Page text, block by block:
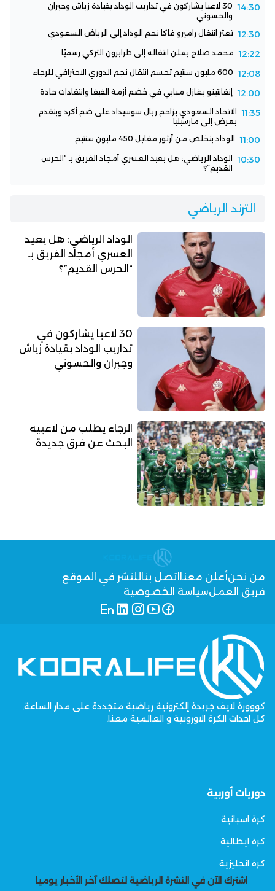
14:30
30 لاعبا يشاركون في تداريب الوداد بقيادة زياش وجبران
والحسوني
12:30 تعثر انتقال راميرو فاكا نجم الوداد إلى الرياض السعودي
12:22 محمد صلاح يعلن انتقاله إلى طرابزون التركي رسميًا
12:08 600 مليون سنتيم تحسم انتقال نجم الدوري الاحترافي للرجاء
12:00 إنفانتينو يغازل مبابي في خضم أزمة الفيفا وانتقادات حادة
11:35
الاتحاد السعودي يزاحم ريال سوسيداد على ضم أكرد ويتقدم
بعرض إلى مارسيليا
11:00 الوداد يتخلص من أرثور مقابل 450 مليون سنتيم
10:30
الوداد الرياضي: هل يعيد العسري أمجاد الفريق بـ “الحرس
القديم”؟
الترند الرياضي
الوداد الرياضي: هل يعيد
العسري أمجاد الفريق بـ
“الحرس القديم”؟
30 لاعبا يشاركون في
تداريب الوداد بقيادة زياش
وجبران والحسوني
الرجاء يطلب من لاعبيه
البحث عن فرق جديدة
من نحنأعلن معنا اتصل بنا للنشر في الموقع
فريق العملسياسة الخصوصية
كووورة لايف جريدة إلكترونية رياضية متجددة على مدار الساعة,
كل احداث الكرة الاوروبية و العالمية معنا.
دوريات أوربية
كرة اسبانية
كرة ايطالية
كرة انجليزية
اشترك الآن في النشرة الرياضية لتصلك آخر الأخبار يوميا